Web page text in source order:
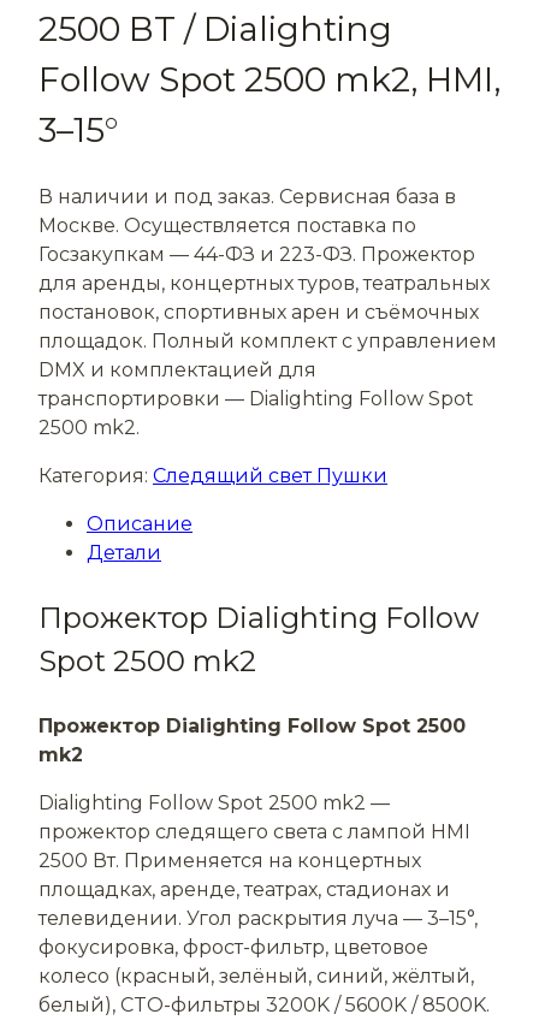
2500 ВТ / Dialighting
Follow Spot 2500 mk2, HMI,
3–15°
В наличии и под заказ. Сервисная база в
Москве. Осуществляется поставка по
Госзакупкам — 44-ФЗ и 223-ФЗ. Прожектор
для аренды, концертных туров, театральных
постановок, спортивных арен и съёмочных
площадок. Полный комплект с управлением
DMX и комплектацией для
транспортировки — Dialighting Follow Spot
2500 mk2.
Категория: Следящий свет Пушки
Описание
Детали
Прожектор Dialighting Follow
Spot 2500 mk2
Прожектор Dialighting Follow Spot 2500
mk2
Dialighting Follow Spot 2500 mk2 —
прожектор следящего света с лампой HMI
2500 Вт. Применяется на концертных
площадках, аренде, театрах, стадионах и
телевидении. Угол раскрытия луча — 3–15°,
фокусировка, фрост-фильтр, цветовое
колесо (красный, зелёный, синий, жёлтый,
белый), CTO-фильтры 3200K / 5600K / 8500K.